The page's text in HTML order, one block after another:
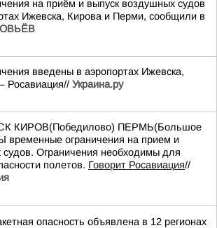
на приём и выпуск воздушных судов
Ижевска, Кирова и Перми, сообщили в
введены в аэропортах Ижевска,
Росавиация// Украина.ру
КИРОВ(Победилово) ПЕРМЬ(Большое
ограничения на прием и
судов. Ограничения необходимы для
полетов. Говорит Росавиация//
опасность объявлена в 12 регионах